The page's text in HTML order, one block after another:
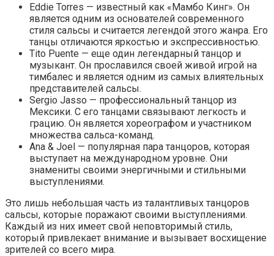
Eddie Torres — известный как «Мамбо Кинг». Он
является одним из основателей современного
стиля сальсы и считается легендой этого жанра. Его
танцы отличаются яркостью и экспрессивностью.
Tito Puente — еще один легендарный танцор и
музыкант. Он прославился своей живой игрой на
тимбалес и является одним из самых влиятельных
представителей сальсы.
Sergio Jasso — профессиональный танцор из
Мексики. С его танцами связывают легкость и
грацию. Он является хореографом и участником
множества сальса-команд.
Ana & Joel — популярная пара танцоров, которая
выступает на международном уровне. Они
знамениты своими энергичными и стильными
выступлениями.
Это лишь небольшая часть из талантливых танцоров
сальсы, которые поражают своими выступлениями.
Каждый из них имеет свой неповторимый стиль,
который привлекает внимание и вызывает восхищение
зрителей со всего мира.